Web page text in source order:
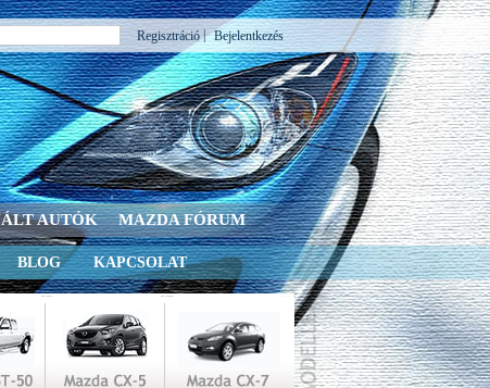
Bejelentkezés
|
Regisztráció
AUTÓK MAZDA FÓRUM
BLOG KAPCSOLAT